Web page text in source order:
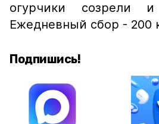
огурчики созрели
Ежедневный сбор - 200
Подпишись!